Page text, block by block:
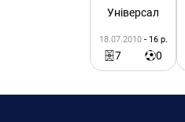
Універсал
18.07.2010 - 16 р.
7 0